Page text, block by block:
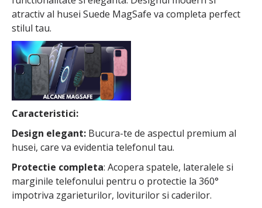
atractiv al husei Suede MagSafe va completa perfect
stilul tau.
Caracteristici:
Design elegant: Bucura-te de aspectul premium al
husei, care va evidentia telefonul tau.
Protectie completa: Acopera spatele, lateralele si
marginile telefonului pentru o protectie la 360°
impotriva zgarieturilor, loviturilor si caderilor.